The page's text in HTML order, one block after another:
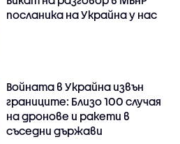
посланика на Украйна у нас
Войната в Украйна извън
границите: Близо 100 случая
на дронове и ракети в
съседни държави